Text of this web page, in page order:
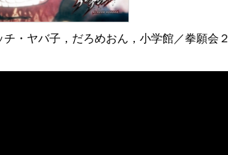
・ヤバ子，だろめおん，小学館／拳願会２